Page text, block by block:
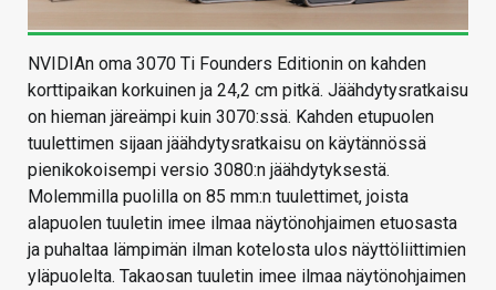
NVIDIAn oma 3070 Ti Founders Editionin on kahden
korttipaikan korkuinen ja 24,2 cm pitkä. Jäähdytysratkaisu
on hieman järeämpi kuin 3070:ssä. Kahden etupuolen
tuulettimen sijaan jäähdytysratkaisu on käytännössä
pienikokoisempi versio 3080:n jäähdytyksestä.
Molemmilla puolilla on 85 mm:n tuulettimet, joista
alapuolen tuuletin imee ilmaa näytönohjaimen etuosasta
ja puhaltaa lämpimän ilman kotelosta ulos näyttöliittimien
yläpuolelta. Takaosan tuuletin imee ilmaa näytönohjaimen